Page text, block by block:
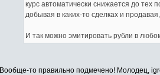
курс автоматически снижается до тех
добывая в каких-то сделках и
И так можно эмитировать рубли в
Вообще-то правильно подмечено! Молодец,